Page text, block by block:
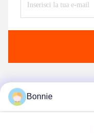
Bonnie